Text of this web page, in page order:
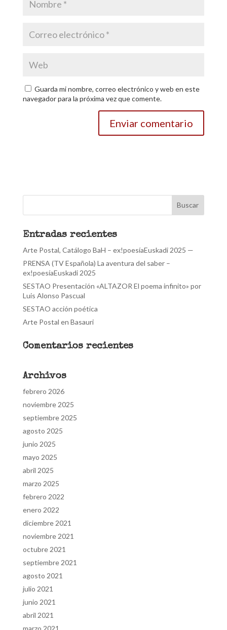
Guarda mi nombre, correo electrónico y web en este
navegador para la próxima vez que comente.
Entradas recientes
Arte Postal, Catálogo BaH – ex!poesíaEuskadi 2025 —
PRENSA (TV Española) La aventura del saber –
ex!poesíaEuskadi 2025
SESTAO Presentación «ALTAZOR El poema infinito» por
Luis Alonso Pascual
SESTAO acción poética
Arte Postal en Basauri
Comentarios recientes
Archivos
febrero 2026
noviembre 2025
septiembre 2025
agosto 2025
junio 2025
mayo 2025
abril 2025
marzo 2025
febrero 2022
enero 2022
diciembre 2021
noviembre 2021
octubre 2021
septiembre 2021
agosto 2021
julio 2021
junio 2021
abril 2021
marzo 2021